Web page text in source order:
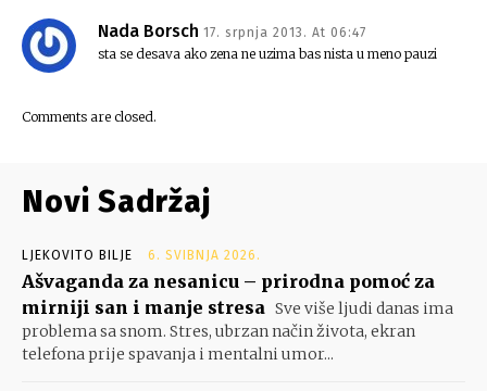
Nada Borsch 17. srpnja 2013. At 06:47
sta se desava ako zena ne uzima bas nista u meno pauzi
Comments are closed.
Novi Sadržaj
LJEKOVITO BILJE 6. SVIBNJA 2026.
Ašvaganda za nesanicu – prirodna pomoć za
mirniji san i manje stresa Sve više ljudi danas ima
problema sa snom. Stres, ubrzan način života, ekran
telefona prije spavanja i mentalni umor...